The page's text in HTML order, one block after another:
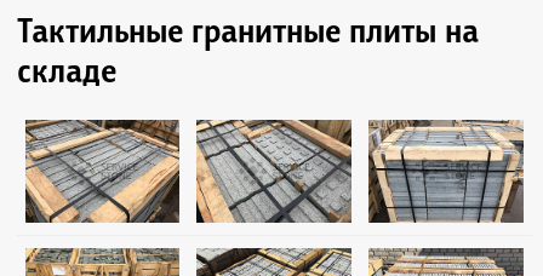
Тактильные гранитные плиты на
складе